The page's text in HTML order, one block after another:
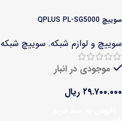
سوییچ QPLUS PL-SG5000
سوییچ و لوازم شبکه, سوییچ شبکه
موجودی در انبار
۲۹.۷۰۰.۰۰۰ ریال